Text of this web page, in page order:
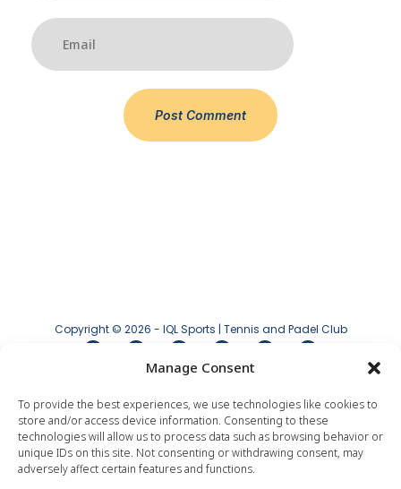
Manage Consent
To provide the best experiences, we use technologies like cookies to
store and/or access device information. Consenting to these
technologies will allow us to process data such as browsing behavior or
unique IDs on this site. Not consenting or withdrawing consent, may
adversely affect certain features and functions.
Copyright © 2026 - IQL Sports | Tennis and Padel Club
Política de privacidad
Política
de cookies